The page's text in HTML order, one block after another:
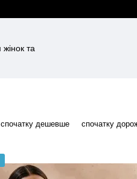
спочатку дешевше спочатку